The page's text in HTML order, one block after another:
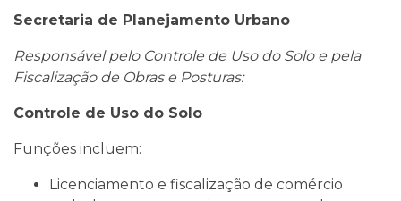
Secretaria de Planejamento Urbano
Responsável pelo Controle de Uso do Solo e pela
Fiscalização de Obras e Posturas:
Controle de Uso do Solo
Funções incluem:
Licenciamento e fiscalização de comércio